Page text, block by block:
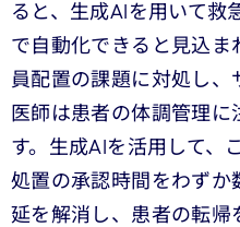
ると、生成AIを用いて救
で自動化できると見込ま
員配置の課題に対処し、
医師は患者の体調管理
す。生成AIを活用して、
処置の承認時間をわずか
延を解消し、患者の転帰